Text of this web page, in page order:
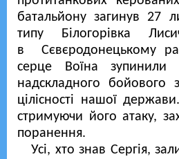
батальйону загинув 27
типу Білогорівка
в Сєвєродонецькому
серце Воїна зупинили
надскладного бойового
цілісності нашої
стримуючи його атаку,
поранення.
Усі, хто знав Сергія,